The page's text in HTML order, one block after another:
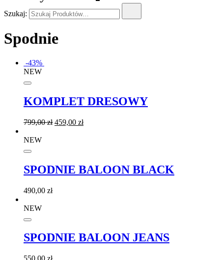
Szukaj:
Spodnie
-43%
NEW
KOMPLET DRESOWY
799,00zł 459,00 zł
NEW
SPODNIE BALOON BLACK
490,00 zł
NEW
SPODNIE BALOON JEANS